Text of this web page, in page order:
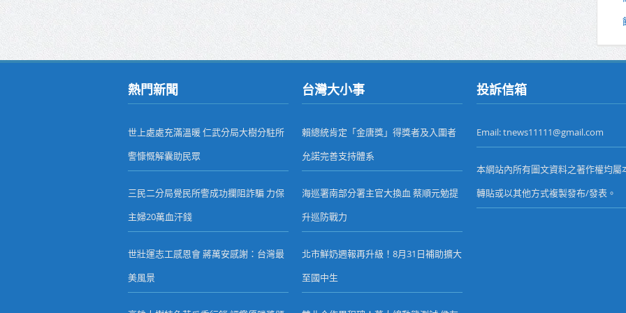
熱門新聞
世上處處充滿溫暖 仁武分局大樹分駐所
警慷慨解囊助民眾
三民二分局覺民所警成功攔阻詐騙 力保
主婦20萬血汗錢
世壯運志工感恩會 蔣萬安感謝：台灣最
美風景
台灣大小事
賴總統肯定「金唐獎」得獎者及入圍者
允諾完善支持體系
海巡署南部分署主官大換血 蔡順元勉提
升巡防戰力
北市鮮奶週報再升級！8月31日補助擴大
至國中生
投訴信箱
Email: tnews11111@gmail.com
本網站內所有圖文資料之著作權均
轉貼或以其他方式複製發布/發表。